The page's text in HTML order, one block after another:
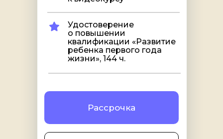
Удостоверение
о повышении
квалификации «Развитие
ребенка первого года
жизни», 144 ч.
Рассрочка